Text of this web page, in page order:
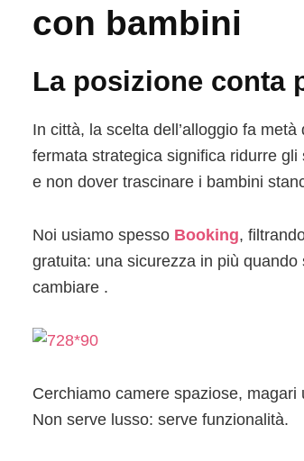
con bambini
La posizione conta
In città, la scelta dell’alloggio fa
fermata strategica significa ridurre
e non dover trascinare i bambini
Noi usiamo spesso Booking,
gratuita: una sicurezza in più
cambiare .
Cerchiamo camere spaziose,
Non serve lusso: serve funzionalità.